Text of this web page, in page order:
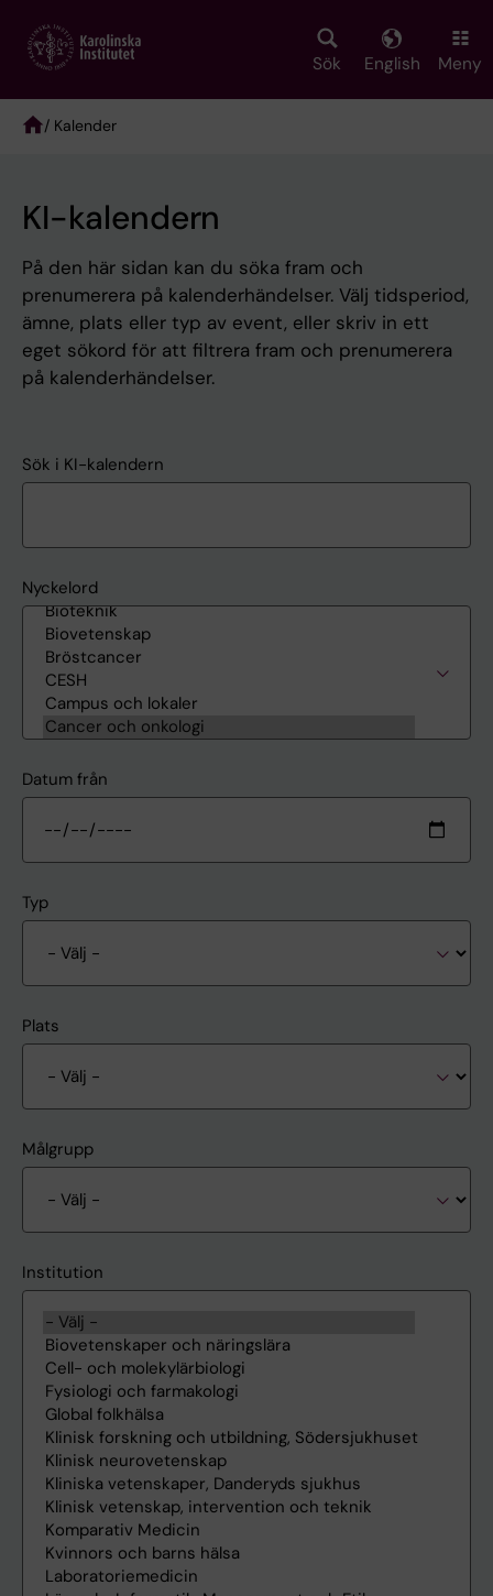
main
Sök English Meny
/ Kalender
KI-kalendern
På den här sidan kan du söka fram och
prenumerera på kalenderhändelser. Välj tidsperiod,
ämne, plats eller typ av event, eller skriv in ett
eget sökord för att filtrera fram och prenumerera
på kalenderhändelser.
Sök i KI-kalendern
Nyckelord
Datum från
Typ
Plats
Målgrupp
Institution